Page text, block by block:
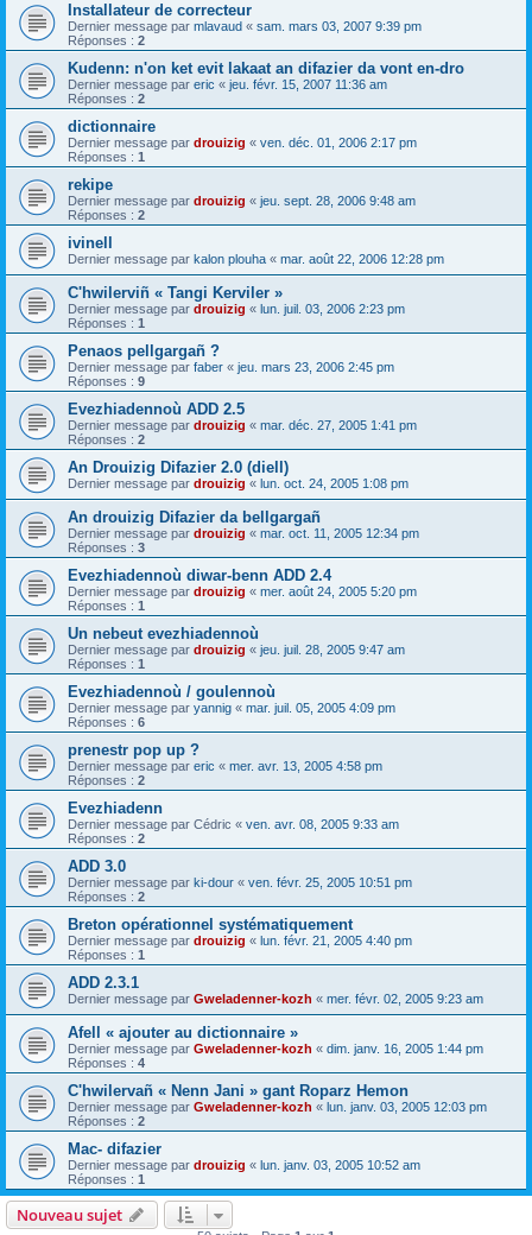
Installateur de correcteur
Dernier message par mlavaud « sam. mars 03, 2007 9:39 pm
Réponses : 2
Kudenn: n'on ket evit lakaat an difazier da vont en-dro
Dernier message par eric « jeu. févr. 15, 2007 11:36 am
Réponses : 2
dictionnaire
Dernier message par drouizig « ven. déc. 01, 2006 2:17 pm
Réponses : 1
rekipe
Dernier message par drouizig « jeu. sept. 28, 2006 9:48 am
Réponses : 2
ivinell
Dernier message par kalon plouha « mar. août 22, 2006 12:28 pm
C'hwilerviñ « Tangi Kerviler »
Dernier message par drouizig « lun. juil. 03, 2006 2:23 pm
Réponses : 1
Penaos pellgargañ ?
Dernier message par faber « jeu. mars 23, 2006 2:45 pm
Réponses : 9
Evezhiadennoù ADD 2.5
Dernier message par drouizig « mar. déc. 27, 2005 1:41 pm
Réponses : 2
An Drouizig Difazier 2.0 (diell)
Dernier message par drouizig « lun. oct. 24, 2005 1:08 pm
An drouizig Difazier da bellgargañ
Dernier message par drouizig « mar. oct. 11, 2005 12:34 pm
Réponses : 3
Evezhiadennoù diwar-benn ADD 2.4
Dernier message par drouizig « mer. août 24, 2005 5:20 pm
Réponses : 1
Un nebeut evezhiadennoù
Dernier message par drouizig « jeu. juil. 28, 2005 9:47 am
Réponses : 1
Evezhiadennoù / goulennoù
Dernier message par yannig « mar. juil. 05, 2005 4:09 pm
Réponses : 6
prenestr pop up ?
Dernier message par eric « mer. avr. 13, 2005 4:58 pm
Réponses : 2
Evezhiadenn
Dernier message par Cédric « ven. avr. 08, 2005 9:33 am
Réponses : 2
ADD 3.0
Dernier message par ki-dour « ven. févr. 25, 2005 10:51 pm
Réponses : 2
Breton opérationnel systématiquement
Dernier message par drouizig « lun. févr. 21, 2005 4:40 pm
Réponses : 1
ADD 2.3.1
Dernier message par Gweladenner-kozh « mer. févr. 02, 2005 9:23 am
Afell « ajouter au dictionnaire »
Dernier message par Gweladenner-kozh « dim. janv. 16, 2005 1:44 pm
Réponses : 4
C'hwilervañ « Nenn Jani » gant Roparz Hemon
Dernier message par Gweladenner-kozh « lun. janv. 03, 2005 12:03 pm
Réponses : 2
Mac- difazier
Dernier message par drouizig « lun. janv. 03, 2005 10:52 am
Réponses : 1
Nouveau sujet